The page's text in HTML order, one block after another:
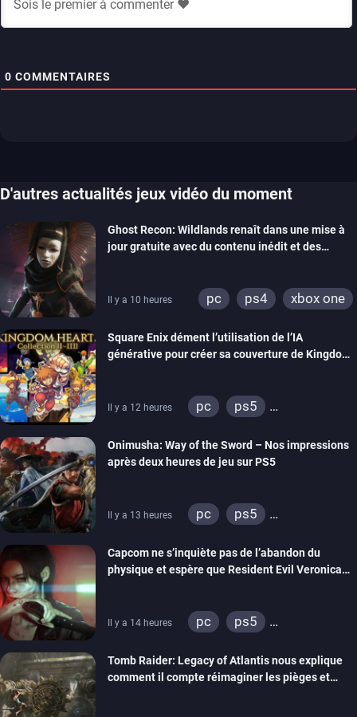
0 COMMENTAIRES
D'autres actualités jeux vidéo du moment
Ghost Recon: Wildlands renaît dans une mise à
jour gratuite avec du contenu inédit et des
Il y a 10 heures pc ps4 xbox one
Square Enix dément l’utilisation de l’IA
générative pour créer sa couverture de Kingdom
Il y a 12 heures pc
ps5
Onimusha: Way of the Sword – Nos impressions
après deux heures de jeu sur PS5
Il y a 13 heures pc
ps5
Capcom ne s’inquiète pas de l’abandon du
physique et espère que Resident Evil Veronica
Il y a 14 heures pc
ps5
Tomb Raider: Legacy of Atlantis nous explique
comment il compte réimaginer les pièges et